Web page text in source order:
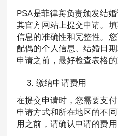
PSA是菲律宾负责颁发结
其官方网站上提交申请。
信息的准确性和完整性。
配偶的个人信息、结婚日
申请之前，最好检查表格的
缴纳申请费用
在提交申请时，您需要支
申请方式和所在地区的不
用之前，请确认申请的费用